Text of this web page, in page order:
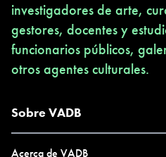
investigadores de arte,
gestores, docentes y
funcionarios públicos,
otros agentes culturales.
Sobre VADB
Acerca de VADB